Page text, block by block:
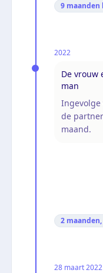
9 maanden
2022
De vrouw
man
de
maand.
2
28 maart 2022